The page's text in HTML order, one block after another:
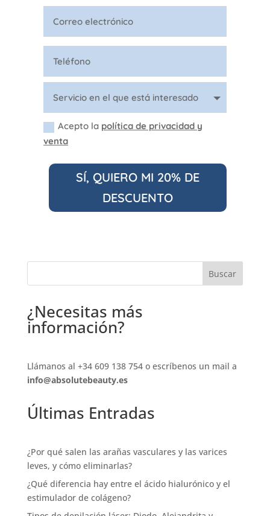
Acepto la política de privacidad y
venta
SÍ, QUIERO MI 20% DE
DESCUENTO
Buscar
¿Necesitas más
información?
Llámanos al +34 609 138 754o escríbenos un mail a
info@absolutebeauty.es
Últimas Entradas
¿Por qué salen las arañas vasculares y las varices
leves, y cómo eliminarlas?
¿Qué diferencia hay entre el ácido hialurónico y el
estimulador de colágeno?